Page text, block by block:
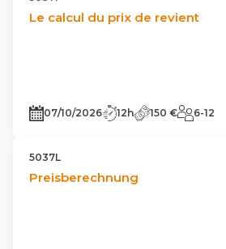
Le calcul du prix de revient
07/10/2026 12h 150 € 6-12
5037L
Preisberechnung